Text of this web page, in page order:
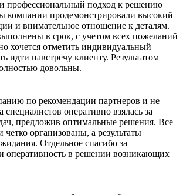
профессиональный подход к решению
компании продемонстрировали высокий
и внимательное отношение к деталям.
в срок, с учетом всех пожеланий
хочется отметить индивидуальный
идти навстречу клиенту. Результатом
довольны.
по рекомендации партнеров и не
оперативно взялась за
предложив оптимальные решения. Все
организованы, а результаты
Отдельное спасибо за
оперативность в решении возникающих